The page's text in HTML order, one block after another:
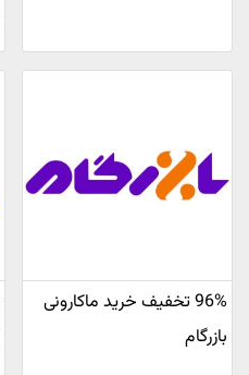
96% تخفیف خرید ماکارونی
بازرگام